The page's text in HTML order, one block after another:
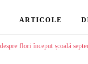
ARTICOLE
flori început școală